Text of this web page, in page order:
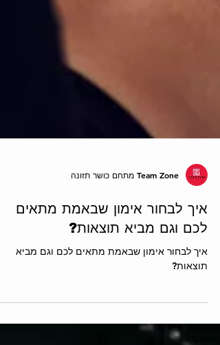
Team Zone מתחם כושר תזונה
לכם וגם מביא תוצאות?